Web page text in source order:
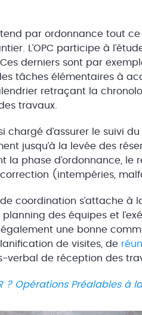
par ordonnance tout
L’OPC participe à
derniers sont par
tâches élémentaires à
retraçant la
travaux.
chargé d’assurer le suivi
jusqu’à la levée des
la phase d’ordonnance, le
correction (intempéries,
coordination s’attache à
planning des équipes et
une bonne
de visites, de
verbal de réception des
? Opérations Préalables à